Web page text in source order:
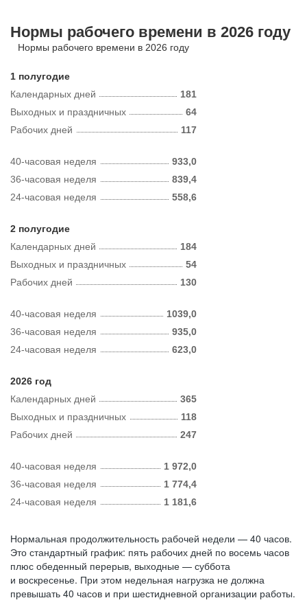
Нормы рабочего времени в 2026 году
Нормы рабочего времени в 2026 году
1 полугодие
Календарных дней
181
Рабочих дней 117
Выходных и праздничных 64
40-часовая неделя
933,0
36-часовая неделя
839,4
24-часовая неделя
558,6
2 полугодие
Календарных дней
184
Рабочих дней 130
Выходных и праздничных 54
40-часовая неделя
1039,0
36-часовая неделя
935,0
24-часовая неделя
623,0
2026 год
Календарных дней
365
Рабочих дней 247
Выходных и праздничных 118
40-часовая неделя
1 972,0
36-часовая неделя
1 774,4
24-часовая неделя
1 181,6
Нормальная продолжительность рабочей недели — 40 часов.
Это стандартный график: пять рабочих дней по восемь часов
плюс обеденный перерыв, выходные — суббота
и воскресенье. При этом недельная нагрузка не должна
превышать 40 часов и при шестидневной организации работы.